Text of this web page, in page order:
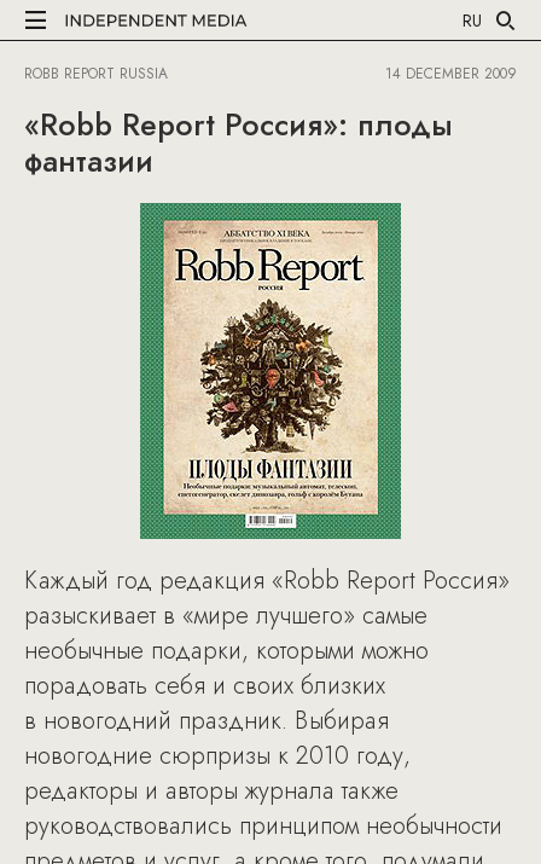
RU
ROBB REPORT RUSSIA 14 DECEMBER 2009
«Robb Report Россия»: плоды
фантазии
Каждый год редакция «Robb Report Россия»
разыскивает в «мире лучшего» самые
необычные подарки, которыми можно
порадовать себя и своих близких
в новогодний праздник. Выбирая
новогодние сюрпризы к 2010 году,
редакторы и авторы журнала также
руководствовались принципом необычности